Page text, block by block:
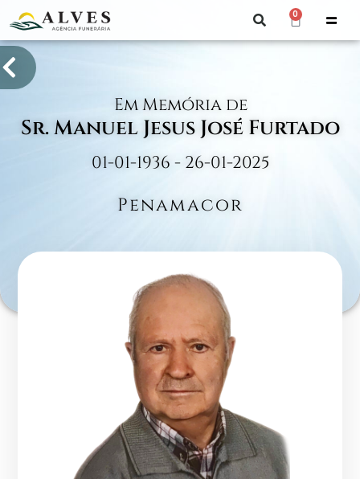
0
Em Memória de
Sr. Manuel Jesus José Furtado
01-01-1936 - 26-01-2025
Penamacor